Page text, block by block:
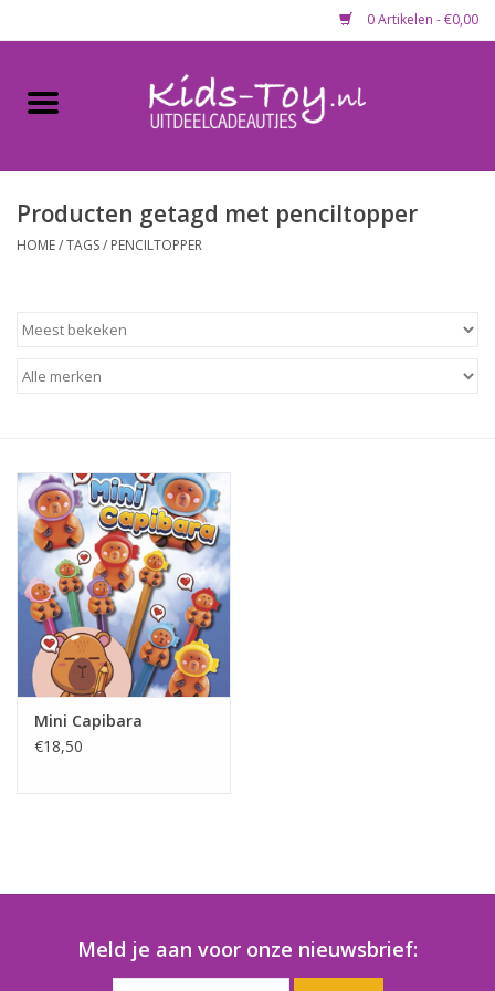
0 Artikelen - €0,00
Home
Gevulde capsules & mixen
Maandaanbieding
Koopjeshoek
Speelgoedautomaten
Speelgoedpakketten
Gevulde capsules & mixen
32/35 mm
Klein speelgoed
Producten getagd met penciltopper
HOME/TAGS/ PENCILTOPPER
Mini Capibara
€18,50
Meld je aan voor onze nieuwsbrief: